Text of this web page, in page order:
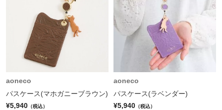
aoneco
パスケース(マホガニーブラウン)
¥5,940 （税込）
aoneco
パスケース(ラベンダー)
¥5,940 （税込）